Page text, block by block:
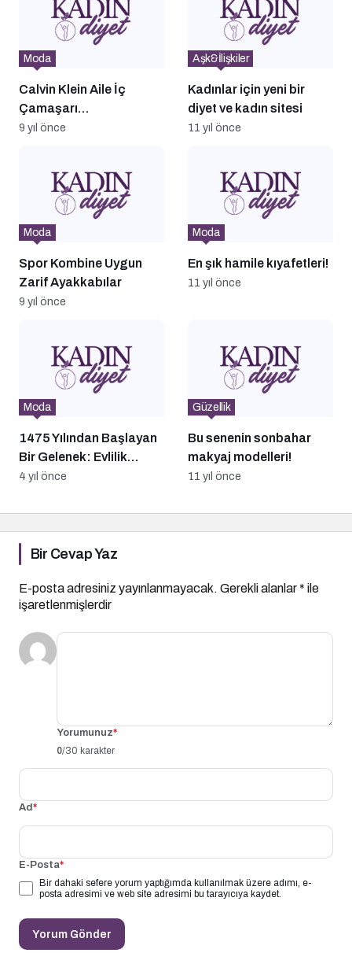
Calvin Klein Aile İç
Çamaşarı
Kampanyasında Tanıdık
Moda
9 yıl önce
Kadınlar için yeni bir
diyet ve kadın sitesi
Aşk&İlişkiler
11 yıl önce
Spor Kombine Uygun
Zarif Ayakkabılar
Moda
9 yıl önce
En şık hamile kıyafetleri!
Moda
11 yıl önce
1475 Yılından Başlayan
Bir Gelenek: Evlilik
Teklifi Yüzüğü Hediyesi￼
Moda
4 yıl önce
Bu senenin sonbahar
makyaj modelleri!
Güzellik
11 yıl önce
Bir Cevap Yaz
E-posta adresiniz yayınlanmayacak. Gerekli alanlar* ile
işaretlenmişlerdir
Yorumunuz*
0/30 karakter
Ad*
E-Posta*
Bir dahaki sefere yorum yaptığımda kullanılmak üzere adımı, e-
posta adresimi ve web site adresimi bu tarayıcıya kaydet.
Yorum Gönder